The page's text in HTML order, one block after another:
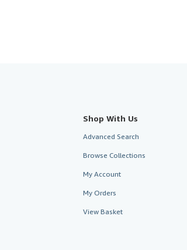
Shop With Us
Advanced Search
Browse Collections
My Account
My Orders
View Basket